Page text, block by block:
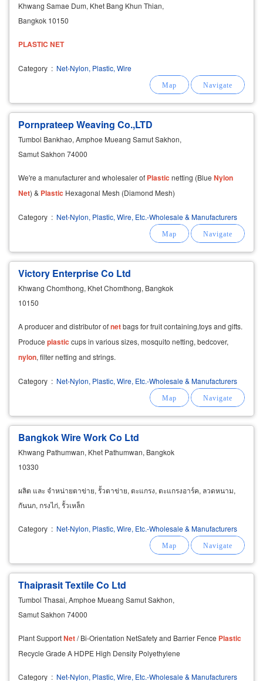
Khwang Samae Dum, Khet Bang Khun Thian,
Bangkok 10150
PLASTIC NET
Category : Net-Nylon, Plastic, Wire
Pornprateep Weaving Co.,LTD
Tumbol Bankhao, Amphoe Mueang Samut Sakhon,
Samut Sakhon 74000
We're a manufacturer and wholesaler of Plastic netting (Blue Nylon
Net) & Plastic Hexagonal Mesh (Diamond Mesh)
Category : Net-Nylon, Plastic, Wire, Etc.-Wholesale & Manufacturers
Victory Enterprise Co Ltd
Khwang Chomthong, Khet Chomthong, Bangkok
10150
A producer and distributor ofnetbags for fruit containing,toys and gifts.
Produce plastic cups in various sizes, mosquito netting, bedcover,
nylon, filter netting and strings.
Category : Net-Nylon, Plastic, Wire, Etc.-Wholesale & Manufacturers
Bangkok Wire Work Co Ltd
Khwang Pathumwan, Khet Pathumwan, Bangkok
10330
ผลิต และ จำหน่ายตาข่าย, รั้วตาข่าย, ตะแกรง, ตะแกรงอาร์ค, ลวดหนาม,
กันนก, กรงไก่, รั้วเหล็ก
Category : Net-Nylon, Plastic, Wire, Etc.-Wholesale & Manufacturers
Thaiprasit Textile Co Ltd
Tumbol Thasai, Amphoe Mueang Samut Sakhon,
Samut Sakhon 74000
Plant SupportNet/ Bi-Orientation NetSafety and Barrier Fence Plastic
Recycle Grade A HDPE High Density Polyethylene
Category : Net-Nylon, Plastic, Wire, Etc.-Wholesale & Manufacturers